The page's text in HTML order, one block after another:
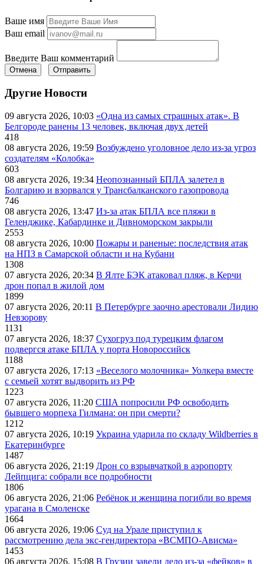
Ваше имя
Ваш email
Введите Ваш комментарий
Отмена Отправить
Другие Новости
09 августа 2026, 10:03 «Одна из самых страшных атак». В
Белгороде ранены 13 человек, включая двух детей
418
08 августа 2026, 19:59 Возбуждено уголовное дело из-за угроз
создателям «Колобка»
603
08 августа 2026, 19:34 Неопознанный БПЛА залетел в
Болгарию и взорвался у Трансбалканского газопровода
746
08 августа 2026, 13:47 Из-за атак БПЛА все пляжи в
Геленджике, Кабардинке и Дивноморском закрыли
2553
08 августа 2026, 10:00 Пожары и раненые: последствия атак
на НПЗ в Самарской области и на Кубани
1308
07 августа 2026, 20:34 В Ялте БЭК атаковал пляж, в Керчи
дрон попал в жилой дом
1899
07 августа 2026, 20:11 В Петербурге заочно арестовали Лидию
Невзорову
1131
07 августа 2026, 18:37 Сухогруз под турецким флагом
подвергся атаке БПЛА у порта Новороссийск
1188
07 августа 2026, 17:13 «Веселого молочника» Уолкера вместе
с семьей хотят выдворить из РФ
1223
07 августа 2026, 11:20 США попросили РФ освободить
бывшего морпеха Гилмана: он при смерти?
1212
07 августа 2026, 10:19 Украина ударила по складу Wildberries в
Екатеринбурге
1487
06 августа 2026, 21:19 Дрон со взрывчаткой в аэропорту
Лейпцига: собрали все подробности
1806
06 августа 2026, 21:06 Ребёнок и женщина погибли во время
урагана в Смоленске
1664
06 августа 2026, 19:06 Суд на Урале приступил к
рассмотрению дела экс-гендиректора «ВСМПО-Ависма»
1453
06 августа 2026, 15:08 В Грузии завели дело из-за «фейков» в